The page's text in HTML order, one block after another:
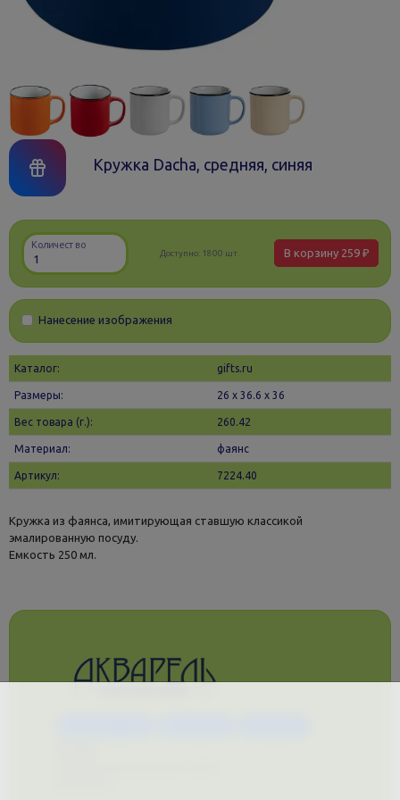
Кружка Dacha, средняя, синяя
Количество
Доступно: 1800 шт. В корзину 259 ₽
Нанесение изображения
Каталог: gifts.ru
Размеры: 26 х 36.6 x 36
Вес товара (г.): 260.42
Материал: фаянс
Артикул: 7224.40
Кружка из фаянса, имитирующая ставшую классикой
эмалированную посуду.
Емкость 250 мл.